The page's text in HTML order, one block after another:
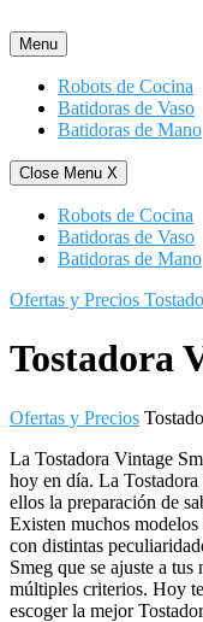
al
contenido
Menu
Robots de Cocina
Batidoras de Vaso
Batidoras de Mano
Close Menu X
Robots de Cocina
Batidoras de Vaso
Batidoras de Mano
Ofertas y Precios
Tostadora
Ofertas y Precios
La Tostadora Vintage
hoy en día. La
ellos la preparación de
Existen muchos
con distintas
Smeg que se ajuste a tus
múltiples criterios. Hoy
escoger la mejor